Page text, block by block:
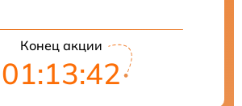
Конец акции
01:13:41